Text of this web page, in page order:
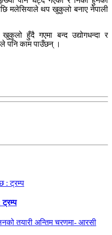
मलेसियाले थप खुकुलो बनाए नेपाली
हुँदै गएमा बन्द उद्योगधन्दा र
पनि काम पाउँछन् ।